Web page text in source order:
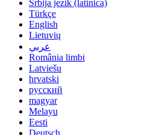
Srbija jezik (latinica)
Türkçe
English
Lietuvių
عربي
România limbi
Latviešu
hrvatski
русский
magyar
Melayu
Eesti
Deutsch